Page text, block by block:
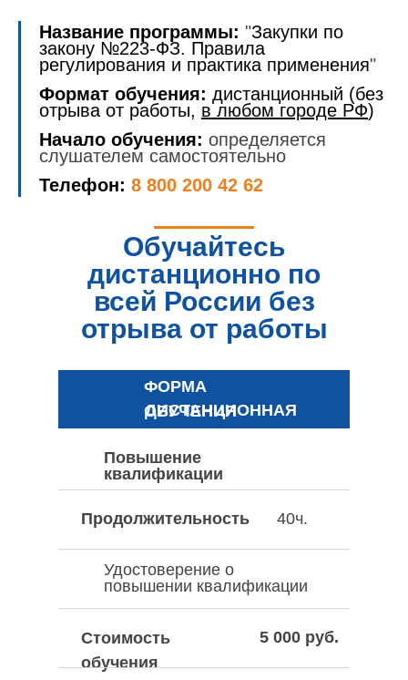
Название программы: "Закупки по
закону №223-ФЗ. Правила
регулирования и практика применения"
Формат обучения: дистанционный (без
отрыва от работы, в любом городе РФ)
Начало обучения: определяется
слушателем самостоятельно
Телефон: 8 800 200 42 62
Обучайтесь
дистанционно по
всей России без
отрыва от работы
ФОРМА
ОБУЧЕНИЯ
ДИСТАНЦИОННАЯ
Повышение
квалификации
Продолжительность
Стоимость
обучения
Удостоверение о
повышении квалификации
40ч.
5 000 руб.